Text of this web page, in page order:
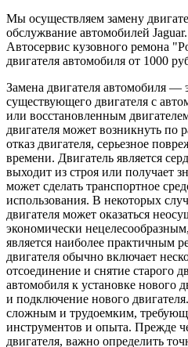
Мы осуществляем замену
обслужвание автомобилей Jaguar.
Автосервис кузовного ремона
двигателя автомобиля от 1000
Замена двигателя автомобиля —
существующего двигателя с
или восстановленным
двигателя может возникнуть по
отказ двигателя, серьезное
времени. Двигатель является
выходит из строя или получает
может сделать транспортное
использования. В некоторых
двигателя может оказаться
экономически
является наиболее практичным
двигателя обычно включает
отсоединение и снятие старого
автомобиля к установке нового
и подключение нового
сложным и трудоемким,
инструментов и опыта. Прежде
двигателя, важно определить